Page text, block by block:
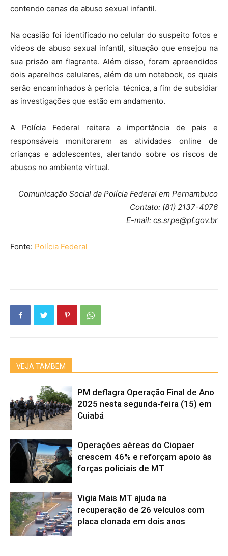
contendo cenas de abuso sexual infantil.
Na ocasião foi identificado no celular do suspeito fotos e
vídeos de abuso sexual infantil, situação que ensejou na
sua prisão em flagrante. Além disso, foram apreendidos
dois aparelhos celulares, além de um notebook, os quais
serão encaminhados à perícia técnica, a fim de subsidiar
as investigações que estão em andamento.
A Polícia Federal reitera a importância de pais e
responsáveis monitorarem as atividades online de
crianças e adolescentes, alertando sobre os riscos de
abusos no ambiente virtual.
Comunicação Social da Polícia Federal em Pernambuco
Contato: (81) 2137-4076
E-mail: cs.srpe@pf.gov.br
Fonte: Polícia Federal
VEJA TAMBÉM
PM deflagra Operação Final de Ano
2025 nesta segunda-feira (15) em
Cuiabá
Operações aéreas do Ciopaer
crescem 46% e reforçam apoio às
forças policiais de MT
Vigia Mais MT ajuda na
recuperação de 26 veículos com
placa clonada em dois anos